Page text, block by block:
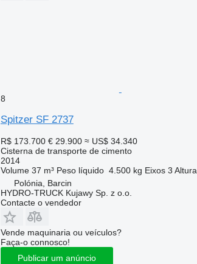
8
Spitzer SF 2737
R$ 173.700 € 29.900 ≈ US$ 34.340
Cisterna de transporte de cimento
2014
Volume 37 m³ Peso líquido 4.500 kg Eixos 3
Polónia, Barcin
HYDRO-TRUCK Kujawy Sp. z o.o.
Contacte o vendedor
Vende maquinaria ou veículos?
Faça-o connosco!
Publicar um anúncio